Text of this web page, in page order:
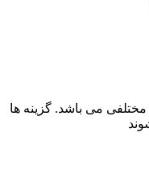
مختلفی می باشد. گزینه ها